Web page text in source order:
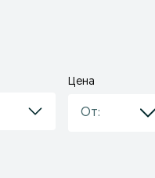
Цена